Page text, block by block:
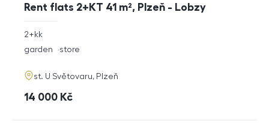
Rent flats 2+KT 41 m², Plzeň - Lobzy
rozměry
disposition
2+kk
funkce
garden store
adresa
st. U Světovaru, Plzeň
cena
14 000 Kč